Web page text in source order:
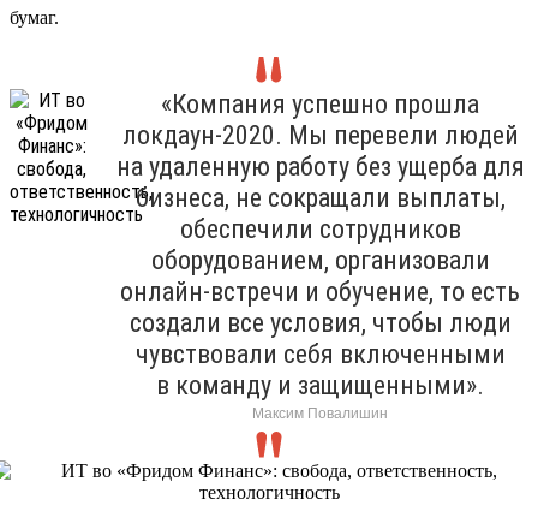
бумаг.
«Компания успешно прошла
локдаун-2020. Мы перевели людей
на удаленную работу без ущерба для
бизнеса, не сокращали выплаты,
обеспечили сотрудников
оборудованием, организовали
онлайн-встречи и обучение, то есть
создали все условия, чтобы люди
чувствовали себя включенными
в команду и защищенными».
Максим Повалишин